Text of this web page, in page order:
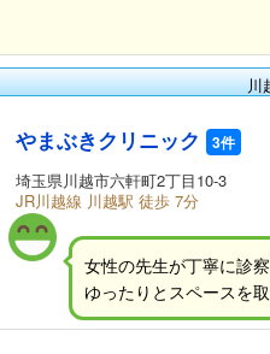
川
やまぶきクリニック 3件
埼玉県川越市六軒町2丁目10-3
JR川越線 川越駅 徒歩 7分
女性の先生が丁寧に診
ゆったりとスペースを